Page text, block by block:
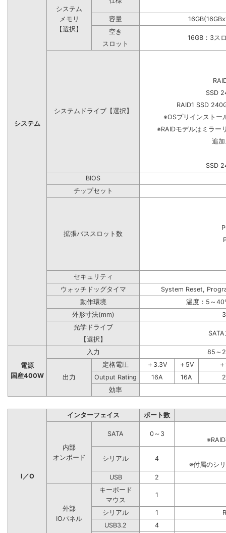
システム
システム
メモリ
【選択】
容量
空き
16GB：3ス
スロット
システムドライブ【選択】
SSD
RAID1 SSD
※OSプリインストー
※RAIDモデルはミラー
追
SSD
BIOS
チップセット
拡張バススロット数
セキュリティ
ウォッチドッグタイマ
System Reset,
動作環境
温度：5～
外形寸法(mm)
光学ドライブ
【選択】
電源
国産400W
入力 85～
出力
定格電圧 ＋3.3V ＋5V
Output Rating
16A 16A
効率
I／O
インターフェイス ポート数
内部
オンボード
SATA
0～3
シリアル
4
※付属のシ
USB
2
外部
IOパネル
キーボード
マウス
1
シリアル 1
USB3.2
4